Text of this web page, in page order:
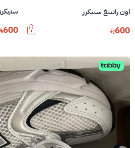
اون رانينغ سنيكرز
600
600